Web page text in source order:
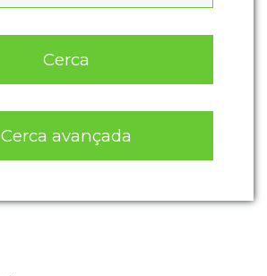
Cerca
Cerca avançada